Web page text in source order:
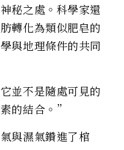
秘之處。科學家還
轉化為類似肥皂的
與地理條件的共同
並不是隨處可見的
的結合。”
與濕氣鑽進了棺